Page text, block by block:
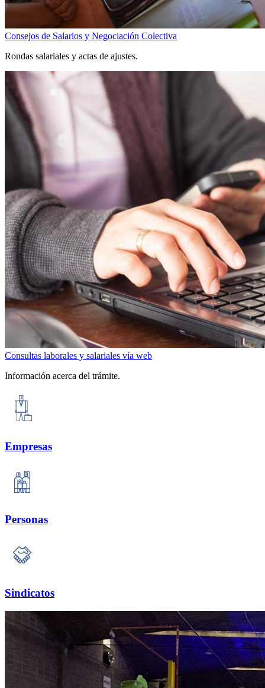
Consejos de Salarios y Negociación Colectiva
Rondas salariales y actas de ajustes.
Consultas laborales y salariales vía web
Información acerca del trámite.
Empresas
Personas
Sindicatos